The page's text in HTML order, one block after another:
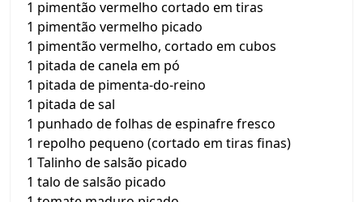
1 pimentão vermelho cortado em tiras
1 pimentão vermelho picado
1 pimentão vermelho, cortado em cubos
1 pitada de canela em pó
1 pitada de pimenta-do-reino
1 pitada de sal
1 punhado de folhas de espinafre fresco
1 repolho pequeno (cortado em tiras finas)
1 Talinho de salsão picado
1 talo de salsão picado